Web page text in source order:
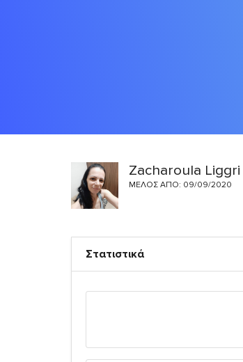
Zacharoula Liggri
ΜΈΛΟΣ ΑΠΌ: 09/09/2020
Στατιστικά